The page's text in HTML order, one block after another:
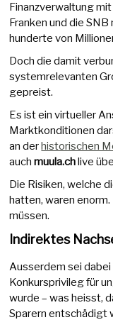
Finanzverwaltung
Franken und die
hunderte von
Doch die damit
systemrelevanten
gepreist.
Es ist ein virtueller
Marktkonditionen
an der historischen
auchmuula.ch live
Die Risiken, welche
hatten, waren
müssen.
Indirektes
Ausserdem sei
Konkursprivileg für
wurde – was heisst,
Sparern entschädigt